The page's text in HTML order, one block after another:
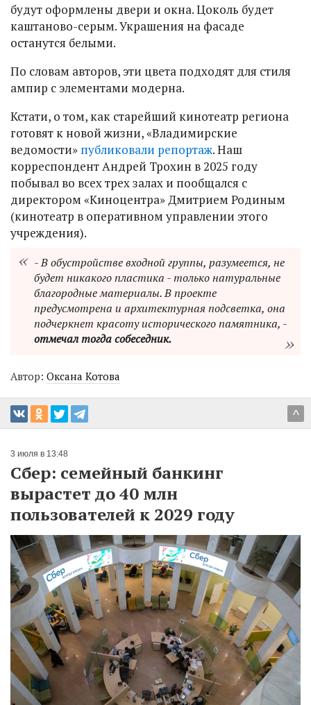
будут оформлены двери и окна. Цоколь будет
каштаново-серым. Украшения на фасаде
останутся белыми.
По словам авторов, эти цвета подходят для стиля
ампир с элементами модерна.
Кстати, о том, как старейший кинотеатр региона
готовят к новой жизни, «Владимирские
ведомости» публиковали репортаж. Наш
корреспондент Андрей Трохин в 2025 году
побывал во всех трех залах и пообщался с
директором «Киноцентра»Дмитрием Родиным
(кинотеатр в оперативном управлении этого
учреждения).
- В обустройстве входной группы, разумеется, не
будет никакого пластика - только натуральные
благородные материалы. В проекте
предусмотрена и архитектурная подсветка, она
подчеркнет красоту исторического памятника, -
отмечал тогда собеседник.
Автор: Оксана Котова
^
3 июля в 13:48
Сбер: семейный банкинг
вырастет до 40 млн
пользователей к 2029 году